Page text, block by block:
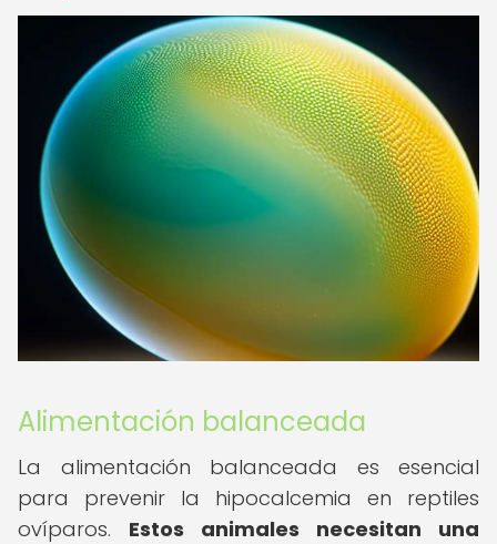
Alimentación balanceada
La alimentación balanceada es esencial
para prevenir la hipocalcemia en reptiles
ovíparos. Estos animales necesitan una